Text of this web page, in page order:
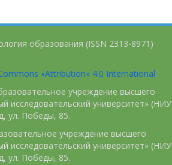
образования (ISSN 2313-8971)
«Attribution» 4.0 International.
учреждение высшего
исследовательский университет» (НИУ
ул. Победы, 85.
учреждение высшего
исследовательский университет» (НИУ
ул. Победы, 85.